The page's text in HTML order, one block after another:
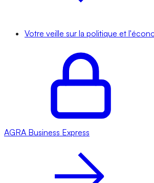
Votre veille sur la politique et
AGRA Business Express